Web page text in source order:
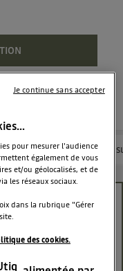
Les articles
cette formule
pour mesurer l'audience
également de vous
et/ou géolocalisés, et de
les réseaux sociaux.
dans la rubrique "Gérer
des cookies.
Je continue sans accepter